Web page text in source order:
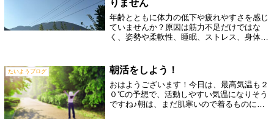
りません
年齢とともに体力の低下や疲れやすさを感じ
ていませんか？原因は筋力不足だけではな
く、姿勢や柔軟性、睡眠、ストレス、身体の
いて解説します。
たいようブログ 朝活をしよう！
おはようございます！今日は、最高気温も２
０℃の予想で、活動しやすい気温になりそう
ですね♪朝は、まだ肌寒いので着るものに困